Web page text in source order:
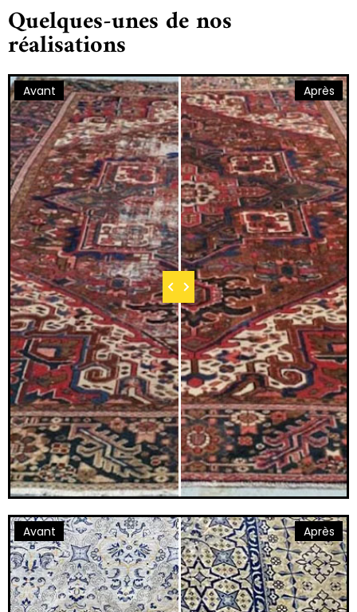
Quelques-unes de nos
réalisations
Avant Après
Avant Après